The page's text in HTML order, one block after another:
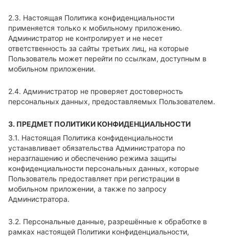
2.3. Настоящая Политика конфиденциальности
применяется только к мобильному приложению.
Администратор не контролирует и не несет
ответственность за сайты третьих лиц, на которые
Пользователь может перейти по ссылкам, доступным в
мобильном приложении.
2.4. Администратор не проверяет достоверность
персональных данных, предоставляемых Пользователем.
3. ПРЕДМЕТ ПОЛИТИКИ КОНФИДЕНЦИАЛЬНОСТИ
3.1. Настоящая Политика конфиденциальности
устанавливает обязательства Администратора по
неразглашению и обеспечению режима защиты
конфиденциальности персональных данных, которые
Пользователь предоставляет при регистрации в
мобильном приложении, а также по запросу
Администратора.
3.2. Персональные данные, разрешённые к обработке в
рамках настоящей Политики конфиденциальности,